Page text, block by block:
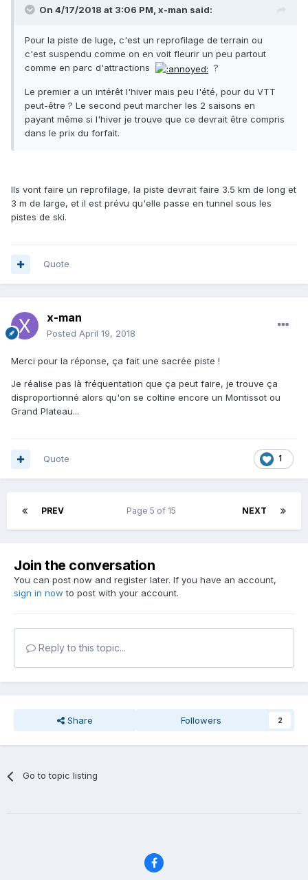
On 4/17/2018 at 3:06 PM, x-man said:
Pour la piste de luge, c'est un reprofilage de terrain ou
c'est suspendu comme on en voit fleurir un peu partout
comme en parc d'attractions
?
Le premier a un intérêt l'hiver mais peu l'été, pour du VTT
peut-être ? Le second peut marcher les 2 saisons en
payant même si l'hiver je trouve que ce devrait être compris
dans le prix du forfait.
Ils vont faire un reprofilage, la piste devrait faire 3.5 km de long et
3 m de large, et il est prévu qu'elle passe en tunnel sous les
pistes de ski.
Quote
x-man
Posted April 19, 2018
Merci pour la réponse, ça fait une sacrée piste !
Je réalise pas là fréquentation que ça peut faire, je trouve ça
disproportionné alors qu'on se coltine encore un Montissot ou
Grand Plateau...
1
Quote
PREV NEXT
Page 5 of 15
Join the conversation
You can post now and register later. If you have an account,
sign in now to post with your account.
Reply to this topic...
Share Followers 2
Go to topic listing